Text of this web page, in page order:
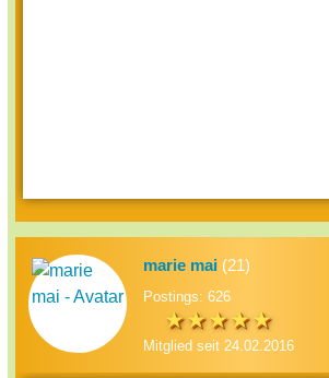
marie mai (21)
Postings: 626
Mitglied seit 24.02.2016